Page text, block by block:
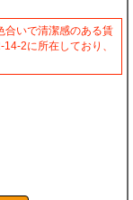
合いで清潔感のある賃
2に所在しており、